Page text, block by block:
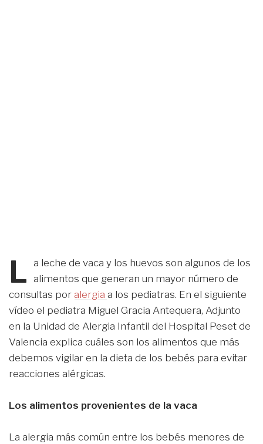
L
a leche de vaca y los huevos son algunos de los
alimentos que generan un mayor número de
consultas por alergia a los pediatras. En el siguiente
vídeo el pediatra Miguel Gracia Antequera, Adjunto
en la Unidad de Alergia Infantil del Hospital Peset de
Valencia explica cuáles son los alimentos que más
debemos vigilar en la dieta de los bebés para evitar
reacciones alérgicas.
Los alimentos provenientes de la vaca
La alergia más común entre los bebés menores de